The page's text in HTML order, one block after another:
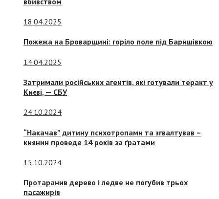
18.04.2025
Пожежа на Броварщині: горіло поле під Баришівкою
14.04.2025
Затримали російських агентів, які готували теракт у
Києві, — СБУ
24.10.2024
“Накачав” дитину психотропами та згвалтував –
киянин проведе 14 років за ґратами
15.10.2024
Протаранив дерево і ледве не погубив трьох
пасажирів